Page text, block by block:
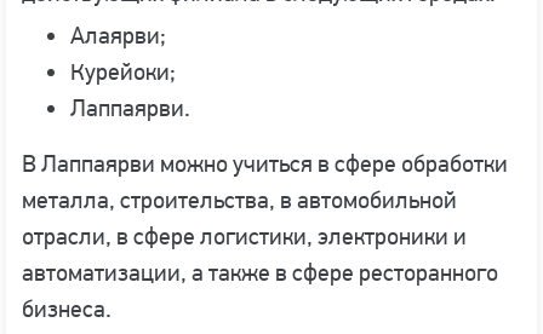
Алаярви;
Курейоки;
Лаппаярви.
В Лаппаярви можно учиться в сфере обработки
металла, строительства, в автомобильной
отрасли, в сфере логистики, электроники и
автоматизации, а также в сфере ресторанного
бизнеса.